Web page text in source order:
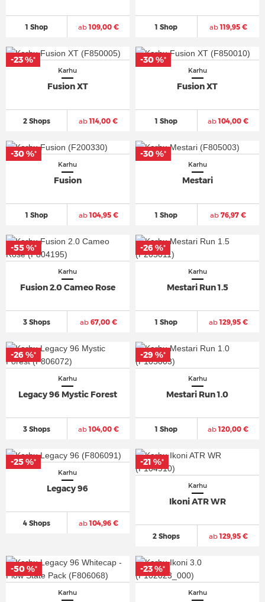
1 Shop ab109,00 € 1 Shop ab119,95 €
Karhu
Fusion XT
2 Shops ab114,00 €
-23 %*
Karhu
Fusion XT
1 Shop ab104,00 €
-30 %*
Karhu
Fusion
1 Shop ab104,95 €
-30 %*
Karhu
Mestari
1 Shop ab 76,97 €
-30 %*
Karhu
Fusion 2.0 Cameo Rose
3 Shops ab67,00 €
-55 %*
Karhu
Mestari Run 1.5
1 Shop ab129,95 €
-26 %*
Karhu
Legacy 96 Mystic Forest
3 Shops ab104,00 €
-26 %*
Karhu
Mestari Run 1.0
1 Shop ab120,00 €
-29 %*
Karhu
Legacy 96
4 Shops ab104,96 €
-25 %*
Karhu
Ikoni ATR WR
2 Shops ab129,95 €
-21 %*
Karhu
-50 %*
Karhu
-23 %*